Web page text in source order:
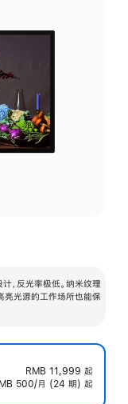
，反光率极低。纳米纹理
亮光源的工作场所也能保
RMB 11,999 起
500/月 (24 期) 起